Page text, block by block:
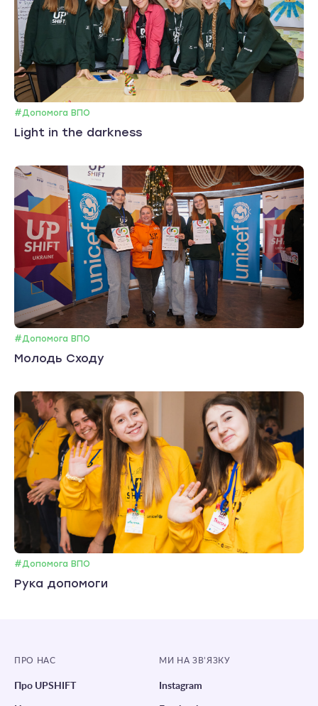
#Допомога ВПО
Light in the darkness
#Допомога ВПО
Молодь Сходу
#Допомога ВПО
Рука допомоги
ПРО НАС
Про UPSHIFT
МИ НА ЗВ’ЯЗКУ
Instagram